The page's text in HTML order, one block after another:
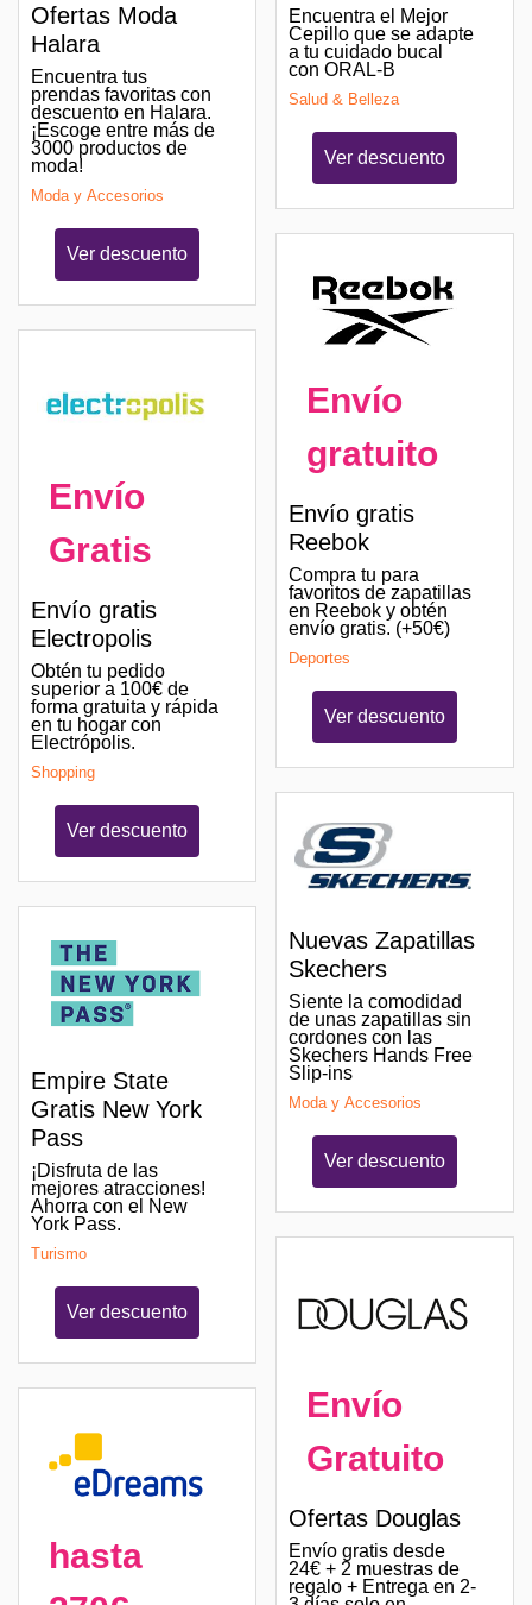
Ofertas Moda
Halara
Encuentra tus
prendas favoritas con
descuento en Halara.
¡Escoge entre más de
3000 productos de
moda!
Moda y Accesorios
Ver descuento
Envío
Gratis
Envío gratis
Electropolis
Obtén tu pedido
superior a 100€ de
forma gratuita y rápida
en tu hogar con
Electrópolis.
Shopping
Ver descuento
Empire State
Gratis New York
Pass
¡Disfruta de las
mejores atracciones!
Ahorra con el New
York Pass.
Turismo
Ver descuento
hasta
Encuentra el Mejor
Cepillo que se adapte
a tu cuidado bucal
con ORAL-B
Salud & Belleza
Ver descuento
Envío
gratuito
Envío gratis
Reebok
Compra tu para
favoritos de zapatillas
en Reebok y obtén
envío gratis. (+50€)
Deportes
Ver descuento
Nuevas Zapatillas
Skechers
Siente la comodidad
de unas zapatillas sin
cordones con las
Skechers Hands Free
Slip-ins
Moda y Accesorios
Ver descuento
Envío
Gratuito
Ofertas Douglas
Envío gratis desde
24€ + 2 muestras de
regalo + Entrega en 2-